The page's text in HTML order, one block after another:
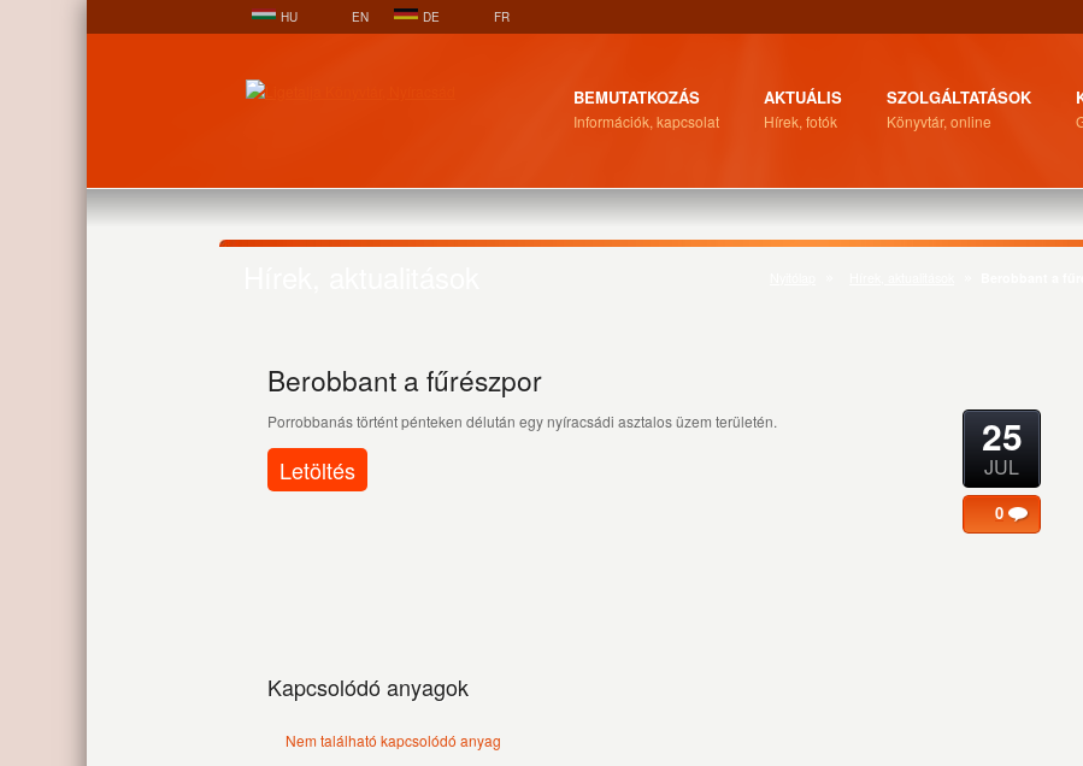
HU EN DE FR
BEMUTATKOZÁS
Információk, kapcsolat
AKTUÁLIS
Hírek, fotók
SZOLGÁLTATÁSOK
Könyvtár, online
Berobbant a fűrészpor
Porrobbanás történt pénteken délután egy nyíracsádi asztalos üzem területén.
Letöltés
25
JUL
0
Kapcsolódó anyagok
Nem található kapcsolódó anyag